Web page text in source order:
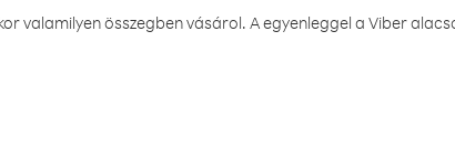
valamilyen összegben vásárol. A egyenleggel a Viber